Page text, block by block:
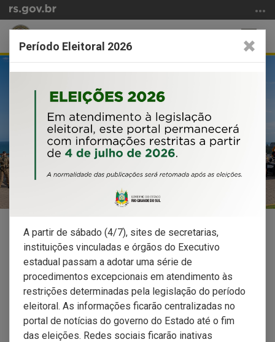
para
conteúdo
para
a
busca
a
busca
Início
conteúdo
Período Eleitoral 2026
A partir de sábado (4/7), sites de secretarias,
instituições vinculadas e órgãos do Executivo
estadual passam a adotar uma série de
procedimentos excepcionais em atendimento às
restrições determinadas pela legislação do período
eleitoral. As informações ficarão centralizadas no
portal de notícias do governo do Estado até o fim
das eleições. Redes sociais ficarão inativas